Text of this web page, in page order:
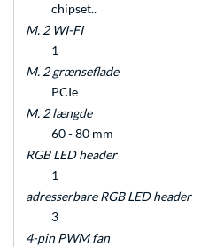
chipset..
M. 2 WI-FI
1
M. 2 grænseflade
PCIe
M. 2 længde
60 - 80 mm
RGB LED header
1
adresserbare RGB LED header
3
4-pin PWM fan